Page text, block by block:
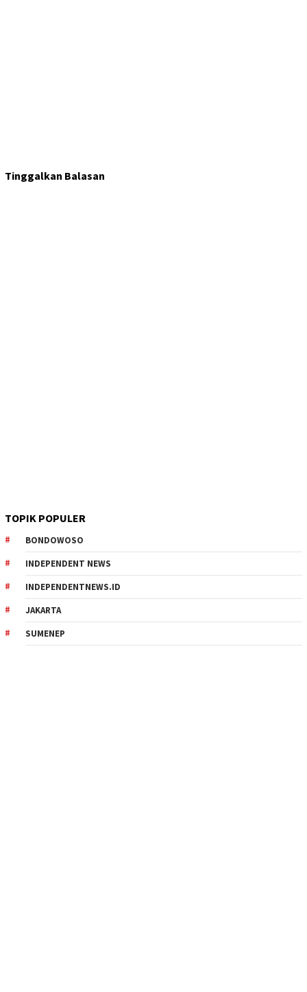
Tinggalkan Balasan
TOPIK POPULER
BONDOWOSO
INDEPENDENT NEWS
INDEPENDENTNEWS.ID
JAKARTA
SUMENEP